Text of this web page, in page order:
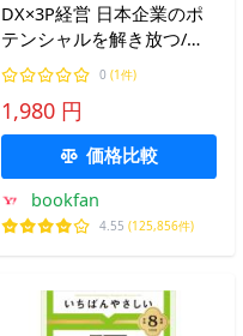
DX×3P経営 日本企業のポ
テンシャルを解き放つ/福
原正大
0 (1件)
1,980 円
価格比較
bookfan
4.55 (125,856件)